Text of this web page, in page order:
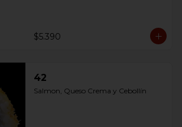
$5.390
42
Salmon, Queso Crema y Cebollín